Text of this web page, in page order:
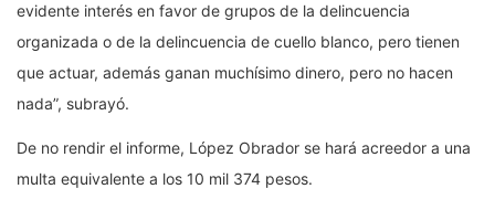
evidente interés en favor de grupos de la delincuencia
organizada o de la delincuencia de cuello blanco, pero tienen
que actuar, además ganan muchísimo dinero, pero no hacen
nada”, subrayó.
De no rendir el informe, López Obrador se hará acreedor a una
multa equivalente a los 10 mil 374 pesos.